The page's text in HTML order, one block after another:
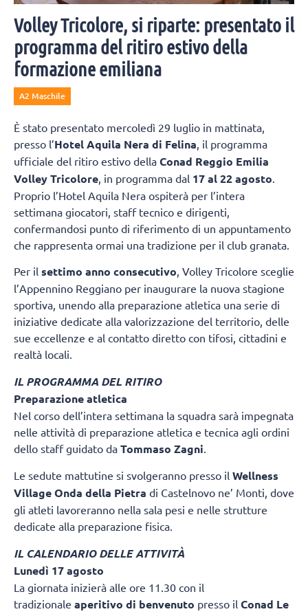
Volley Tricolore, si riparte: presentato il
programma del ritiro estivo della
formazione emiliana
A2 Maschile
È stato presentato mercoledì 29 luglio in mattinata,
presso l’Hotel Aquila Nera di Felina , il programma
ufficiale del ritiro estivo della Conad Reggio Emilia
Volley Tricolore , in programma dal 17 al 22 agosto
Proprio l’Hotel Aquila Nera ospiterà per l’intera
settimana giocatori, staff tecnico e dirigenti,
confermandosi punto di riferimento di un appuntamento
che rappresenta ormai una tradizione per il club granata.
Per il settimo anno consecutivo, Volley Tricolore sceglie
l’Appennino Reggiano per inaugurare la nuova stagione
sportiva, unendo alla preparazione atletica una serie di
iniziative dedicate alla valorizzazione del territorio, delle
sue eccellenze e al contatto diretto con tifosi, cittadini e
realtà locali.
IL PROGRAMMA DEL RITIRO
Preparazione atletica
Nel corso dell’intera settimana la squadra sarà impegnata
nelle attività di preparazione atletica e tecnica agli ordini
dello staff guidato da Tommaso Zagni
Le sedute mattutine si svolgeranno presso il Wellness
Village Onda della Pietra di Castelnovo ne’ Monti, dove
gli atleti lavoreranno nella sala pesi e nelle strutture
dedicate alla preparazione fisica.
IL CALENDARIO DELLE ATTIVITÀ
Lunedì 17 agosto
La giornata inizierà alle ore 11.30 con il
tradizionale aperitivo di benvenuto presso il Conad Le